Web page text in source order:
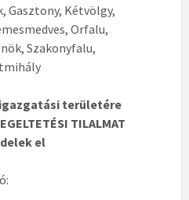
Gasztony, Kétvölgy,
Orfalu,
Szakonyfalu,
területére
TILALMAT
el